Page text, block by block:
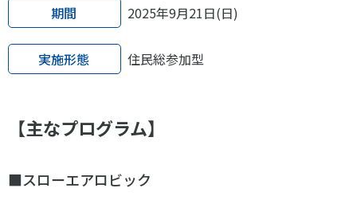
個人情報保護方針
自治体との連携
各教育機関との連携
スポーツ振興団体との連携
期間 2025年9月21日(日)
実施形態 住民総参加型
【主なプログラム】
■スローエアロビック